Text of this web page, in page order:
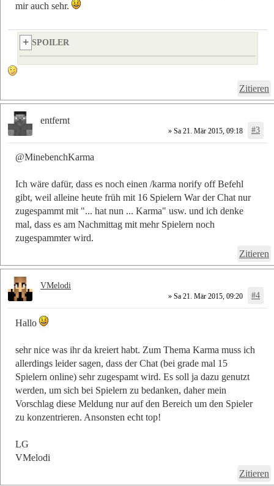
mir auch sehr.
SPOILER
Zitieren
» Sa 21. Mär 2015, 09:18 #3
@MinebenchKarma
Ich wäre dafür, dass es noch einen /karma norify off Befehl
gibt, weil alleine heute früh mit 16 Spielern War der Chat nur
zugespammt mit "... hat nun ... Karma" usw. und ich denke
mal, dass es am Nachmittag mit mehr Spielern noch
zugespammter wird.
Zitieren
entfernt
» Sa 21. Mär 2015, 09:20 #4
Hallo
sehr nice was ihr da kreiert habt. Zum Thema Karma muss ich
allerdings leider sagen, dass der Chat (bei grade mal 15
Spielern online) sehr zugespamt wird. Es soll ja dazu genutzt
werden, um sich bei Spielern zu bedanken, daher mein
Vorschlag diese Meldung nur auf den Bereich um den Spieler
zu konzentrieren. Ansonsten echt top!
LG
VMelodi
Zitieren
VMelodi